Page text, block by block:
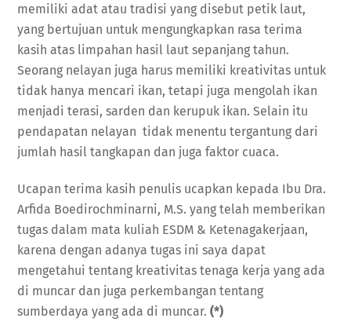
memiliki adat atau tradisi yang disebut petik laut,
yang bertujuan untuk mengungkapkan rasa terima
kasih atas limpahan hasil laut sepanjang tahun.
Seorang nelayan juga harus memiliki kreativitas untuk
tidak hanya mencari ikan, tetapi juga mengolah ikan
menjadi terasi, sarden dan kerupuk ikan. Selain itu
pendapatan nelayan tidak menentu tergantung dari
jumlah hasil tangkapan dan juga faktor cuaca.
Ucapan terima kasih penulis ucapkan kepada Ibu Dra.
Arfida Boedirochminarni, M.S. yang telah memberikan
tugas dalam mata kuliah ESDM & Ketenagakerjaan,
karena dengan adanya tugas ini saya dapat
mengetahui tentang kreativitas tenaga kerja yang ada
di muncar dan juga perkembangan tentang
sumberdaya yang ada di muncar.(*)